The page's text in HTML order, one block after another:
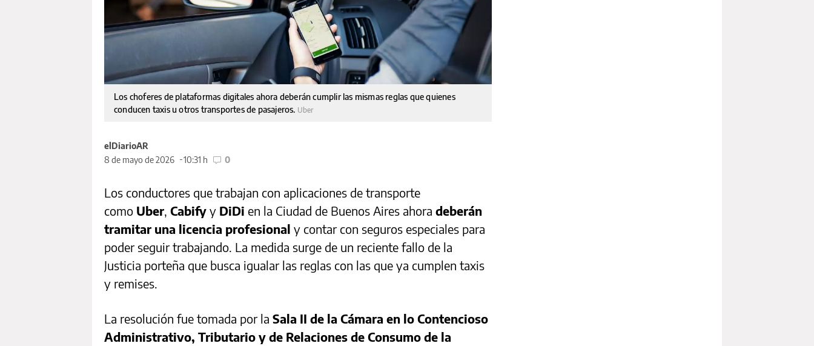
Los choferes de plataformas digitales ahora deberán cumplir las mismas reglas que quienes
conducen taxis u otros transportes de pasajeros. Uber
elDiarioAR
8 de mayo de 2026
10:31 h 0
Los conductores que trabajan con aplicaciones de transporte
como Uber, Cabify y DiDi en la Ciudad de Buenos Aires ahora deberán
tramitar una licencia profesional y contar con seguros especiales para
poder seguir trabajando. La medida surge de un reciente fallo de la
Justicia porteña que busca igualar las reglas con las que ya cumplen taxis
y remises.
La resolución fue tomada por la Sala II de la Cámara en lo Contencioso
Administrativo, Tributario y de Relaciones de Consumo de la